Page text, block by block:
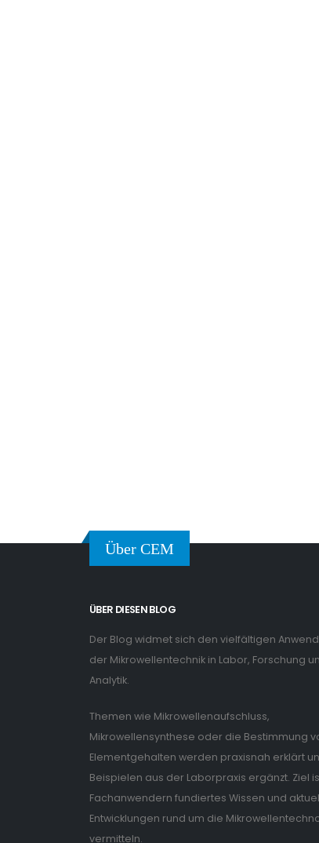
Über CEM
ÜBER DIESEN BLOG
Der Blog widmet sich den vielfältigen
der Mikrowellentechnik in Labor, Forschung
Analytik.
Themen wie Mikrowellenaufschluss,
Mikrowellensynthese oder die Bestimmung
Elementgehalten werden praxisnah erklärt
Beispielen aus der Laborpraxis ergänzt. Ziel
Fachanwendern fundiertes Wissen und
Entwicklungen rund um die
vermitteln.